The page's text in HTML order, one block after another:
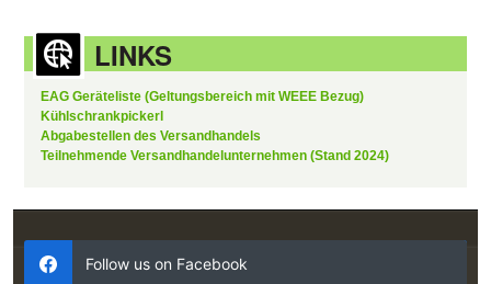
LINKS
EAG Geräteliste (Geltungsbereich mit WEEE Bezug)
Kühlschrankpickerl
Abgabestellen des Versandhandels
Teilnehmende Versandhandelunternehmen (Stand 2024)
Follow us on Facebook